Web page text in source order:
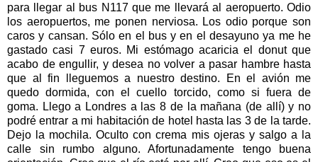
para llegar al bus N117 que me llevará al aeropuerto. Odio
los aeropuertos, me ponen nerviosa. Los odio porque son
caros y cansan. Sólo en el bus y en el desayuno ya me he
gastado casi 7 euros. Mi estómago acaricia el donut que
acabo de engullir, y desea no volver a pasar hambre hasta
que al fin lleguemos a nuestro destino. En el avión me
quedo dormida, con el cuello torcido, como si fuera de
goma. Llego a Londres a las 8 de la mañana (de allí) y no
podré entrar a mi habitación de hotel hasta las 3 de la tarde.
Dejo la mochila. Oculto con crema mis ojeras y salgo a la
calle sin rumbo alguno. Afortunadamente tengo buena